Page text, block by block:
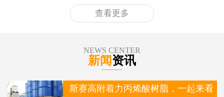
查看更多
NEWS CENTER
新闻资讯
斯赛高附着力丙烯酸树脂，一起来看